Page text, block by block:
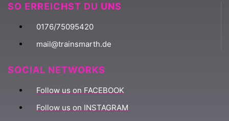
SO ERREICHST DU UNS
0176/75095420
mail@trainsmarth.de
SOCIAL NETWORKS
Follow us on FACEBOOK
Follow us on INSTAGRAM